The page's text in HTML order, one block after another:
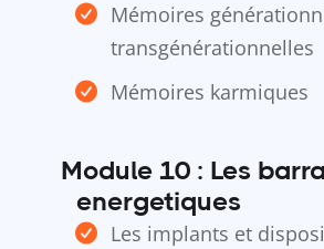
Mémoires
transgénérationnelles
Mémoires karmiques
Module 10 : Les
éenergetiques
Les implants et